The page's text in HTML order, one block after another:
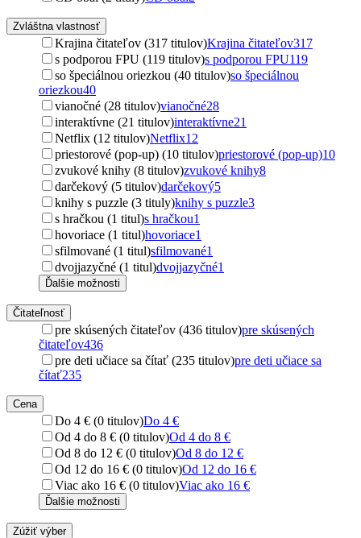
Zvláštna vlastnosť
Krajina čitateľov (317 titulov)Krajina čitateľov317
s podporou FPU (119 titulov)s podporou FPU119
so špeciálnou oriezkou (40 titulov)so špeciálnou
oriezkou40
vianočné (28 titulov)vianočné28
interaktívne (21 titulov)interaktívne21
Netflix (12 titulov)Netflix12
priestorové (pop-up) (10 titulov)priestorové (pop-up)10
zvukové knihy (8 titulov)zvukové knihy8
darčekový (5 titulov)darčekový5
knihy s puzzle (3 tituly)knihy s puzzle3
s hračkou (1 titul)s hračkou1
hovoriace (1 titul)hovoriace1
sfilmované (1 titul)sfilmované1
dvojjazyčné (1 titul)dvojjazyčné1
Ďalšie možnosti
Čitateľnosť
pre skúsených čitateľov (436 titulov)pre skúsených
čitateľov436
pre deti učiace sa čítať (235 titulov)pre deti učiace sa
čítať235
Cena
Do 4 € (0 titulov)Do 4 €
Od 4 do 8 € (0 titulov)Od 4 do 8 €
Od 8 do 12 € (0 titulov)Od 8 do 12 €
Od 12 do 16 € (0 titulov)Od 12 do 16 €
Viac ako 16 € (0 titulov)Viac ako 16 €
Ďalšie možnosti
Zúžiť výber